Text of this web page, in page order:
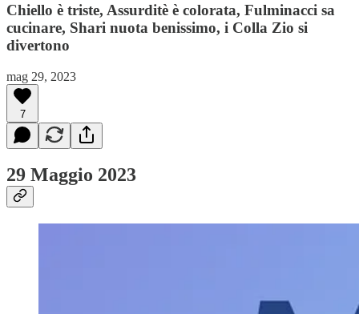
Chiello è triste, Assurditè è colorata, Fulminacci sa
cucinare, Shari nuota benissimo, i Colla Zio si
divertono
mag 29, 2023
7
29 Maggio 2023